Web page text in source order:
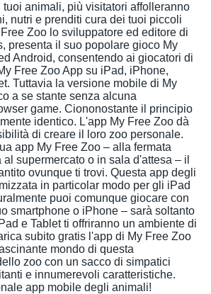
tuoi animali, più visitatori affolleranno
nutri e prenditi cura dei tuoi piccoli
Zoo lo sviluppatore ed editore di
presenta il suo popolare gioco My
Android, consentendo ai giocatori di
Free Zoo App su iPad, iPhone,
Tuttavia la versione mobile di My
a se stante senza alcuna
game. Ciononostante il principio
identico. L'app My Free Zoo dà
di creare il loro zoo personale.
app My Free Zoo – alla fermata
supermercato o in sala d'attesa – il
ovunque ti trovi. Questa app degli
in particolar modo per gli iPad
puoi comunque giocare con
smartphone o iPhone – sarà soltanto
e Tablet ti offriranno un ambiente di
subito gratis l'app di My Free Zoo
mondo di questa
zoo con un sacco di simpatici
e innumerevoli caratteristiche.
app mobile degli animali!